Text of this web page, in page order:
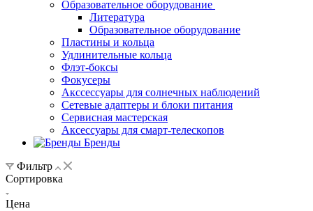
Образовательное оборудование
Литература
Образовательное оборудование
Пластины и кольца
Удлинительные кольца
Флэт-боксы
Фокусеры
Акссессуары для солнечных наблюдений
Сетевые адаптеры и блоки питания
Сервисная мастерская
Аксессуары для смарт-телескопов
Бренды
Фильтр
Сортировка
Цена